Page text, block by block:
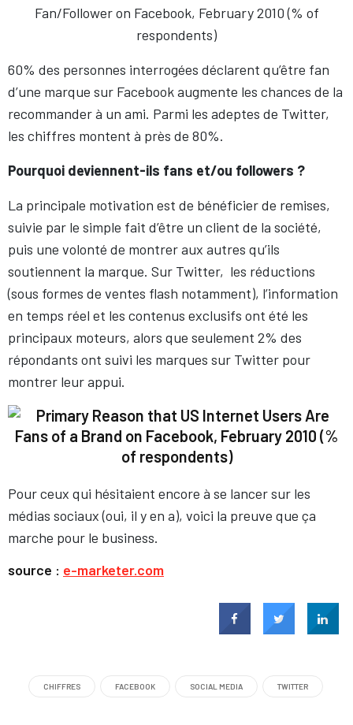
60% des personnes interrogées déclarent qu’être fan
d’une marque sur Facebook augmente les chances de la
recommander à un ami. Parmi les adeptes de Twitter,
les chiffres montent à près de 80%.
Pourquoi deviennent-ils fans et/ou followers ?
La principale motivation est de bénéficier de remises,
suivie par le simple fait d’être un client de la société,
puis une volonté de montrer aux autres qu’ils
soutiennent la marque. Sur Twitter, les réductions
(sous formes de ventes flash notamment), l’information
en temps réel et les contenus exclusifs ont été les
principaux moteurs, alors que seulement 2% des
répondants ont suivi les marques sur Twitter pour
montrer leur appui.
Pour ceux qui hésitaient encore à se lancer sur les
médias sociaux (oui, il y en a), voici la preuve que ça
marche pour le business.
source : e-marketer.com
CHIFFRES FACEBOOK SOCIAL MEDIA TWITTER